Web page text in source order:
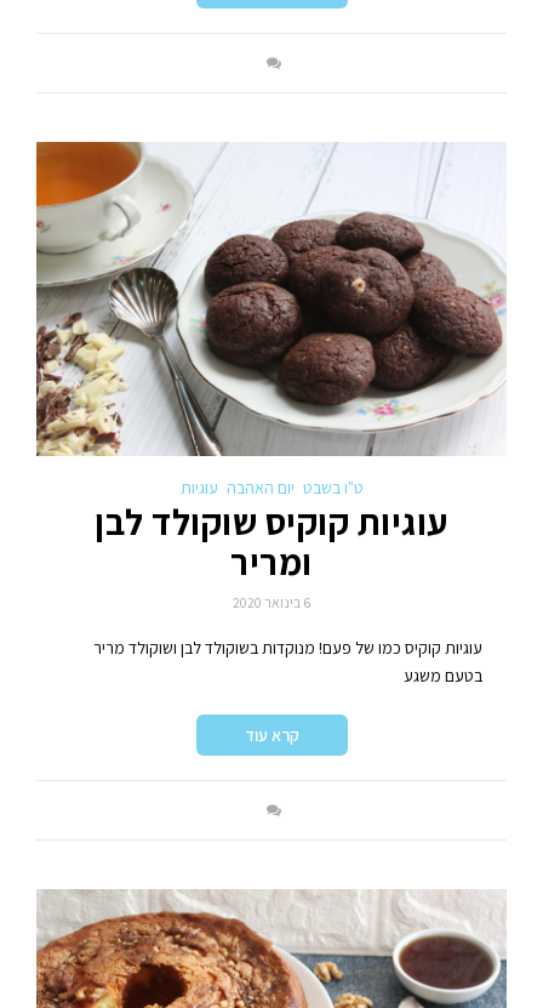
ט"ו בשבט יום האהבה עוגיות
עוגיות קוקיס שוקולד לבן
ומריר
6 בינואר 2020
עוגיות קוקיס כמו של פעם! מנוקדות בשוקולד לבן ושוקולד מריר
בטעם משגע
קרא עוד